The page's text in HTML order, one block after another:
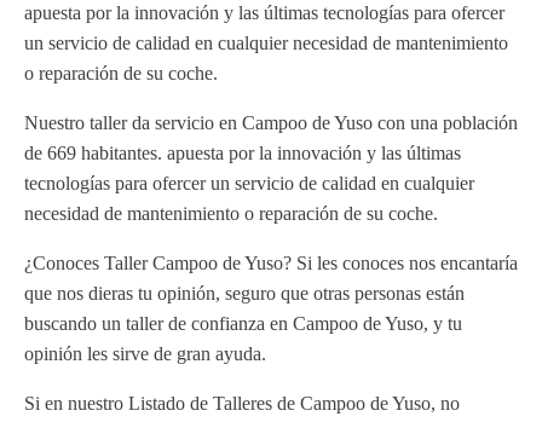
apuesta por la innovación y las últimas tecnologías para ofercer
un servicio de calidad en cualquier necesidad de mantenimiento
o reparación de su coche.
Nuestro taller da servicio en Campoo de Yuso con una población
de 669 habitantes. apuesta por la innovación y las últimas
tecnologías para ofercer un servicio de calidad en cualquier
necesidad de mantenimiento o reparación de su coche.
¿Conoces Taller Campoo de Yuso? Si les conoces nos encantaría
que nos dieras tu opinión, seguro que otras personas están
buscando un taller de confianza en Campoo de Yuso, y tu
opinión les sirve de gran ayuda.
Si en nuestro Listado de Talleres de Campoo de Yuso, no